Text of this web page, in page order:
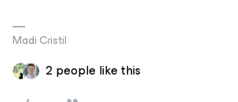
Madi Cristil
2 people like this